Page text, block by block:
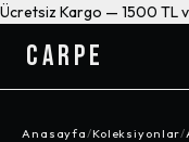
Ücretsiz Kargo — 1500 TL
CARPE
Anasayfa/Koleksiyonlar/